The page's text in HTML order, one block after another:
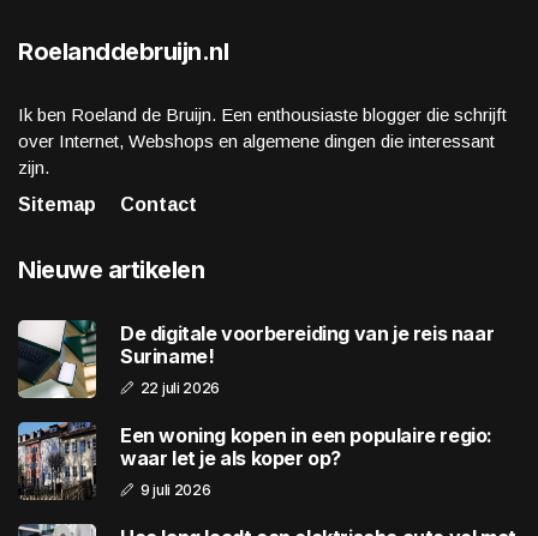
Roelanddebruijn.nl
Ik ben Roeland de Bruijn. Een enthousiaste blogger die schrijft
over Internet, Webshops en algemene dingen die interessant
zijn.
Sitemap
Contact
Nieuwe artikelen
De digitale voorbereiding van je reis naar
Suriname!
22 juli 2026
Een woning kopen in een populaire regio:
waar let je als koper op?
9 juli 2026